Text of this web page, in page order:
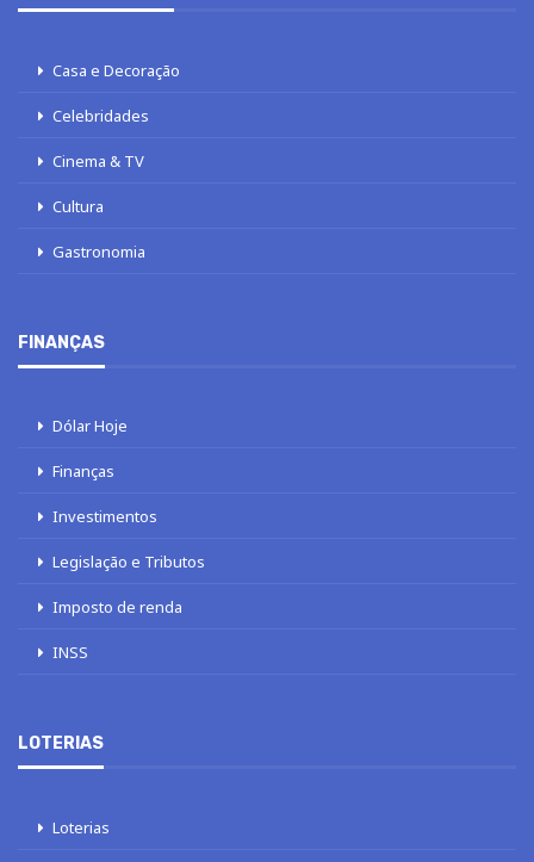
Casa e Decoração
Celebridades
Cinema & TV
Cultura
Gastronomia
FINANÇAS
Dólar Hoje
Finanças
Investimentos
Legislação e Tributos
Imposto de renda
INSS
LOTERIAS
Loterias